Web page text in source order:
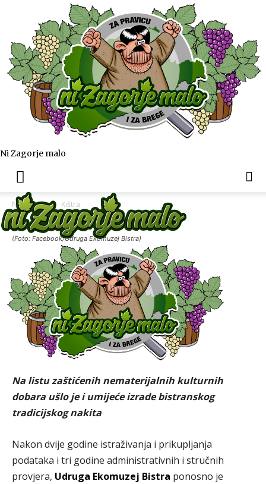
Ni Zagorje malo
Naslovnica Kištra
(Foto: Facebook/Udruga Ekomuzej Bistra)
Bistranski tradicijski
nakit postao zaštićeno
dobro
Autor:Snježana Flegar Ivanušec - 16. veljače 2021.
Na listu zaštićenih nematerijalnih kulturnih
dobara ušlo je i umijeće izrade bistranskog
tradicijskog nakita
Nakon dvije godine istraživanja i prikupljanja
podataka i tri godine administrativnih i stručnih
provjera, Udruga Ekomuzej Bistra ponosno je